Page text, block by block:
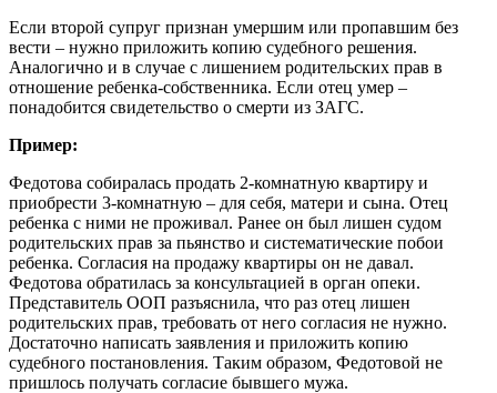
Если второй супруг признан умершим или пропавшим без
вести – нужно приложить копию судебного решения.
Аналогично и в случае с лишением родительских прав в
отношение ребенка-собственника. Если отец умер –
понадобится свидетельство о смерти из ЗАГС.
Пример:
Федотова собиралась продать 2-комнатную квартиру и
приобрести 3-комнатную – для себя, матери и сына. Отец
ребенка с ними не проживал. Ранее он был лишен судом
родительских прав за пьянство и систематические побои
ребенка. Согласия на продажу квартиры он не давал.
Федотова обратилась за консультацией в орган опеки.
Представитель ООП разъяснила, что раз отец лишен
родительских прав, требовать от него согласия не нужно.
Достаточно написать заявления и приложить копию
судебного постановления. Таким образом, Федотовой не
пришлось получать согласие бывшего мужа.